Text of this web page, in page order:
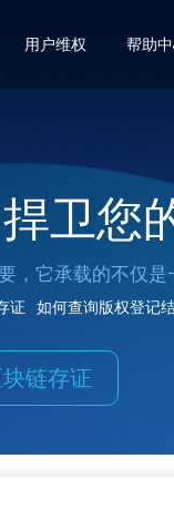
用户维权 帮助
卫您
，它承载的不仅
证 如何查询版权登记
链存证